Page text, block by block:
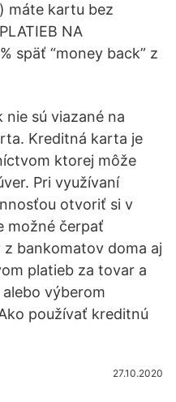
máte kartu bez
NA
späť “money back” z
sú viazané na
Kreditná karta je
ktorej môže
Pri využívaní
otvoriť si v
možné čerpať
bankomatov doma aj
platieb za tovar a
výberom
používať kreditnú
27.10.2020